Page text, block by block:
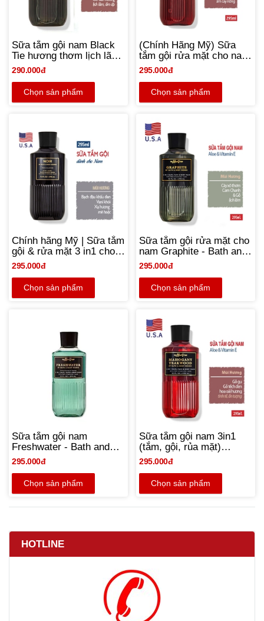
Sữa tắm gội nam Black
Tie hương thơm lịch lãm
- Bath and Body Works
295ml - Chính hãng Mỹ
290.000đ
Chọn sản phẩm
(Chính Hãng Mỹ) Sữa
tắm gội rửa mặt cho nam
giới mùi hương Bourbon
vitamin E - Bath and
Body Works 295ml
295.000đ
Chọn sản phẩm
Chính hãng Mỹ | Sữa tắm
gội & rửa mặt 3 in1 cho
nam hương Noir - Bath
and Body Works 295ml
295.000đ
Chọn sản phẩm
Sữa tắm gội rửa mặt cho
nam Graphite - Bath and
Body Works chính hãng
Mỹ | 295ml
295.000đ
Chọn sản phẩm
Sữa tắm gội nam
Freshwater - Bath and
Body Works 295ml |
Chính hãng Mỹ
295.000đ
Chọn sản phẩm
Sữa tắm gội nam 3in1
(tắm, gội, rủa mặt)
Mahogany Teakwood -
Bath & Body Works
295ml - Chinh hãng Mỹ
295.000đ
Chọn sản phẩm
HOTLINE